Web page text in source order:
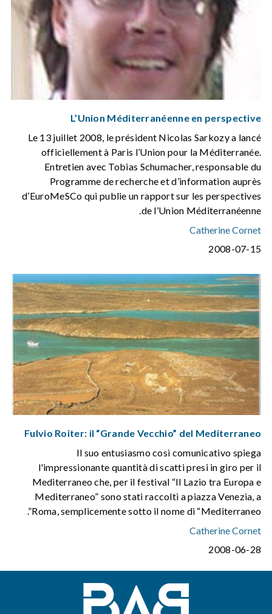
L’Union Méditerranéenne en perspective
Le 13 juillet 2008, le président Nicolas Sarkozy a lancé
officiellement à Paris l’Union pour la Méditerranée.
Entretien avec Tobias Schumacher, responsable du
Programme de recherche et d’information auprès
d’EuroMeSCo qui publie un rapport sur les perspectives
de l’Union Méditerranéenne.
Catherine Cornet
2008-07-15
Fulvio Roiter: il “Grande Vecchio” del Mediterraneo
Il suo entusiasmo così comunicativo spiega
l'impressionante quantità di scatti presi in giro per il
Mediterraneo che, per il festival “Il Lazio tra Europa e
Mediterraneo” sono stati raccolti a piazza Venezia, a
Roma, semplicemente sotto il nome di “Mediterraneo”.
Catherine Cornet
2008-06-28